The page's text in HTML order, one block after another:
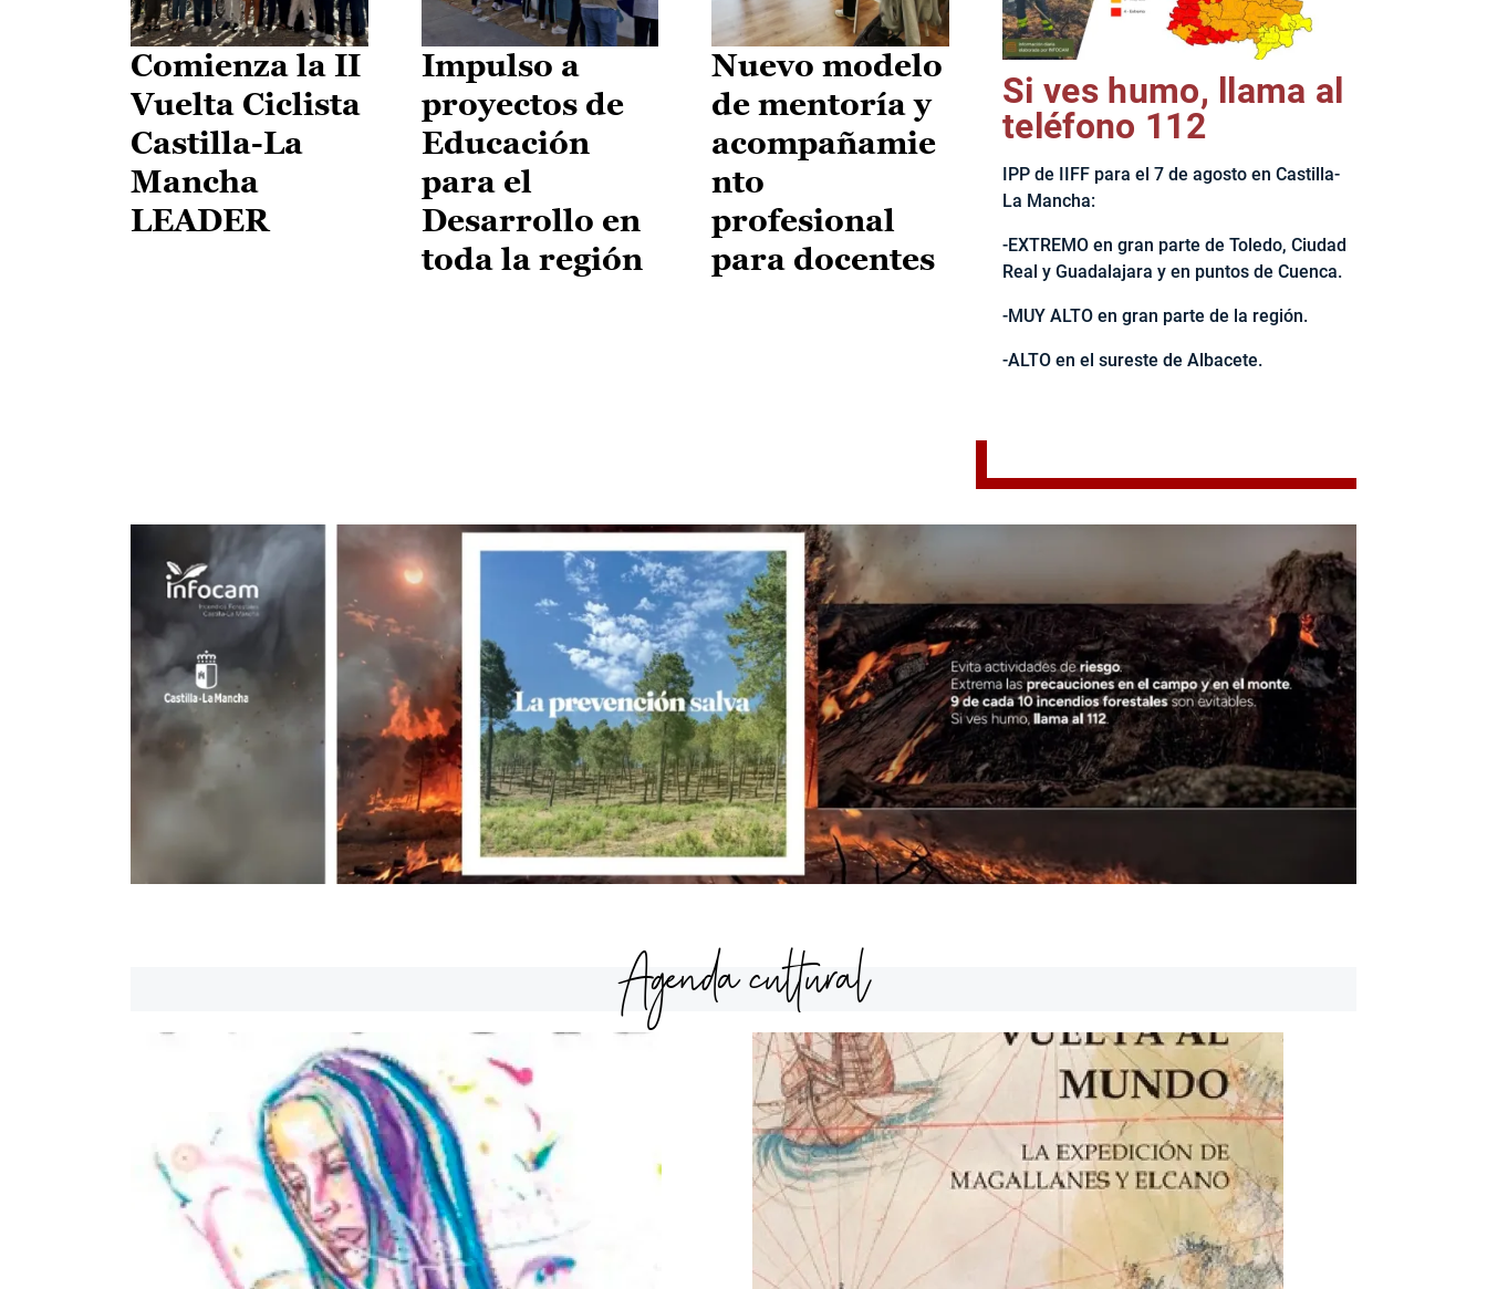
Comienza la II
Vuelta Ciclista
Castilla-La
Mancha
LEADER
Impulso a
proyectos de
Educación
para el
Desarrollo en
toda la región
Nuevo modelo
de mentoría y
acompañamie
nto
profesional
para docentes
Si ves humo, llama al
teléfono 112
IPP de IIFF para el 7 de agosto en Castilla-
La Mancha:
-EXTREMO en gran parte de Toledo, Ciudad
Real y Guadalajara y en puntos de Cuenca.
-MUY ALTO en gran parte de la región.
-ALTO en el sureste de Albacete.
Agenda cultural